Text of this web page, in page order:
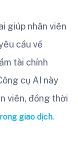
giúp nhân viên
cầu về
tài chính
cụ AI này
viên, đồng thời
giao dịch.